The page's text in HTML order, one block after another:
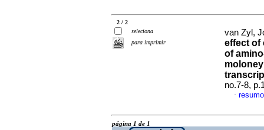
2 / 2
seleciona
para imprimir
van Zyl,
effect of
of
no.7-8,
·
página 1 de 1